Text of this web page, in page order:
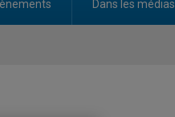
Dans les médias